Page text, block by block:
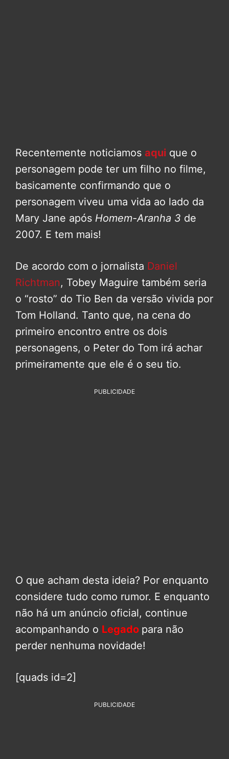
Recentemente noticiamos aqui que o
personagem pode ter um filho no filme,
basicamente confirmando que o
personagem viveu uma vida ao lado da
Mary Jane após Homem-Aranha 3 de
2007. E tem mais!
De acordo com o jornalista Daniel
Richtman, Tobey Maguire também seria
o “rosto” do Tio Ben da versão vivida por
Tom Holland. Tanto que, na cena do
primeiro encontro entre os dois
personagens, o Peter do Tom irá achar
primeiramente que ele é o seu tio.
PUBLICIDADE
O que acham desta ideia? Por enquanto
considere tudo como rumor. E enquanto
não há um anúncio oficial, continue
acompanhando o Legado para não
perder nenhuma novidade!
[quads id=2]
PUBLICIDADE